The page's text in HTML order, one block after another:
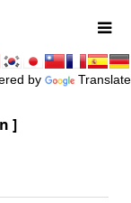
by Translate
]